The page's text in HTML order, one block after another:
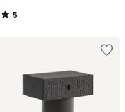
5
/